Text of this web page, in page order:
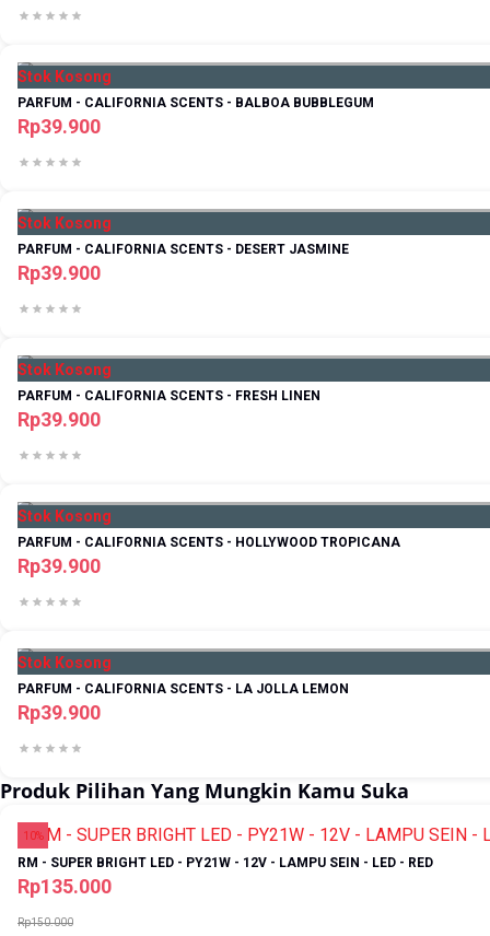
Stok Kosong
PARFUM - CALIFORNIA SCENTS - BALBOA BUBBLEGUM
Rp39.900
Stok Kosong
PARFUM - CALIFORNIA SCENTS - DESERT JASMINE
Rp39.900
Stok Kosong
PARFUM - CALIFORNIA SCENTS - FRESH LINEN
Rp39.900
Stok Kosong
PARFUM - CALIFORNIA SCENTS - HOLLYWOOD TROPICANA
Rp39.900
Stok Kosong
PARFUM - CALIFORNIA SCENTS - LA JOLLA LEMON
Rp39.900
Produk Pilihan Yang Mungkin Kamu Suka
10%
RM - SUPER BRIGHT LED - PY21W - 12V - LAMPU SEIN - LED - RED
Rp135.000
Rp150.000